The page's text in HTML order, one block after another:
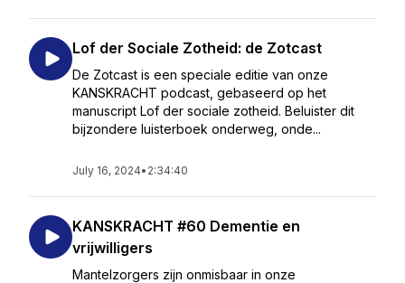
Lof der Sociale Zotheid: de Zotcast
De Zotcast is een speciale editie van onze
KANSKRACHT podcast, gebaseerd op het
manuscript Lof der sociale zotheid. Beluister dit
bijzondere luisterboek onderweg, onde...
July 16, 2024• 2:34:40
KANSKRACHT #60 Dementie en
vrijwilligers
Mantelzorgers zijn onmisbaar in onze